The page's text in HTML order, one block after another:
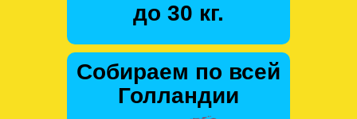
до 30 кг.
Собираем по всей
Голландии